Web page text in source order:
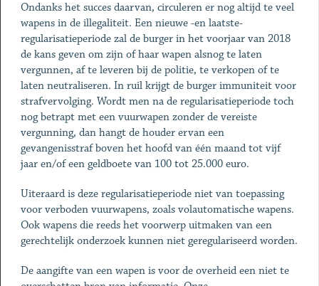
Ondanks het succes daarvan, circuleren er nog altijd te veel
wapens in de illegaliteit. Een nieuwe -en laatste-
regularisatieperiode zal de burger in het voorjaar van 2018
de kans geven om zijn of haar wapen alsnog te laten
vergunnen, af te leveren bij de politie, te verkopen of te
laten neutraliseren. In ruil krijgt de burger immuniteit voor
strafvervolging. Wordt men na de regularisatieperiode toch
nog betrapt met een vuurwapen zonder de vereiste
vergunning, dan hangt de houder ervan een
gevangenisstraf boven het hoofd van één maand tot vijf
jaar en/of een geldboete van 100 tot 25.000 euro.
Uiteraard is deze regularisatieperiode niet van toepassing
voor verboden vuurwapens, zoals volautomatische wapens.
Ook wapens die reeds het voorwerp uitmaken van een
gerechtelijk onderzoek kunnen niet geregulariseerd worden.
De aangifte van een wapen is voor de overheid een niet te